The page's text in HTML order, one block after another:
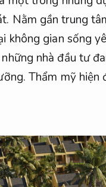
Nằm gần trung
không gian sống
nhà đầu tư
Thẩm mỹ hiện